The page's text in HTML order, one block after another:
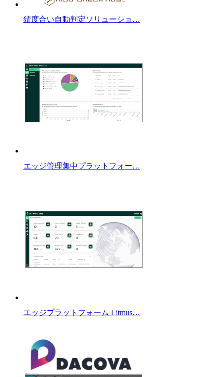
錆度合い⾃動判定ソリューショ…
エッジ管理集中プラットフォー…
エッジプラットフォーム Litmus…